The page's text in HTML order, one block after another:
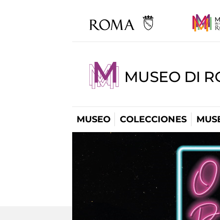
MUSEO DI
MUSEO COLECCIONES